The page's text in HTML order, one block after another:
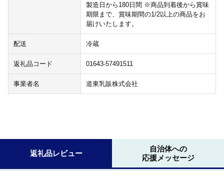
製造日から180日間 ※商品到着後から賞味
期限まで、賞味期間の1/2以上の商品をお
届けいたします。
配送 冷蔵
返礼品コード 01643-57491511
事業者名 道東乳販株式会社
返礼品レビュー
自治体への
応援メッセージ